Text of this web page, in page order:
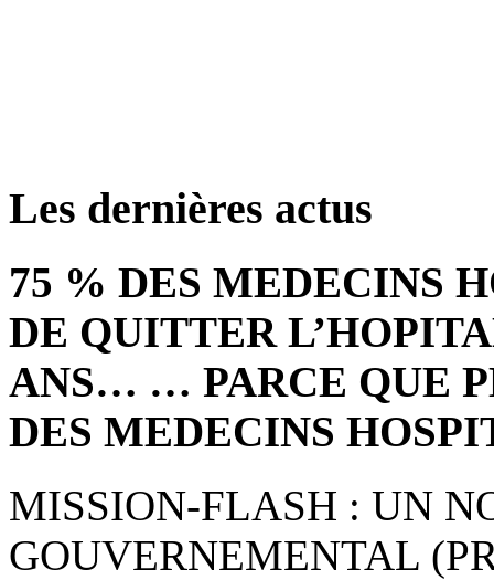
Les dernières actus
75 % DES MEDECINS
DE QUITTER
ANS… … PARCE QUE
DES MEDECINS
MISSION-FLASH : UN
GOUVERNEMENTAL